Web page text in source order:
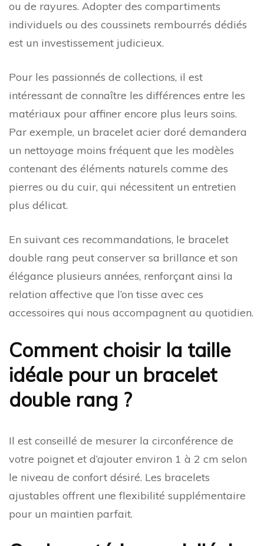
ou de rayures. Adopter des compartiments
individuels ou des coussinets rembourrés dédiés
est un investissement judicieux.
Pour les passionnés de collections, il est
intéressant de connaître les différences entre les
matériaux pour affiner encore plus leurs soins.
Par exemple, un bracelet acier doré demandera
un nettoyage moins fréquent que les modèles
contenant des éléments naturels comme des
pierres ou du cuir, qui nécessitent un entretien
plus délicat.
En suivant ces recommandations, le bracelet
double rang peut conserver sa brillance et son
élégance plusieurs années, renforçant ainsi la
relation affective que l’on tisse avec ces
accessoires qui nous accompagnent au quotidien.
Comment choisir la taille
idéale pour un bracelet
double rang ?
Il est conseillé de mesurer la circonférence de
votre poignet et d’ajouter environ 1 à 2 cm selon
le niveau de confort désiré. Les bracelets
ajustables offrent une flexibilité supplémentaire
pour un maintien parfait.